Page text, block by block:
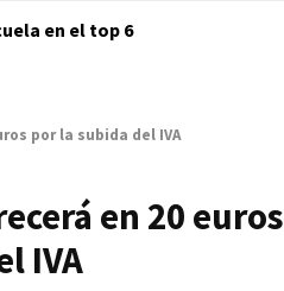
en el top 6
por la subida del IVA
en 20 euros
IVA